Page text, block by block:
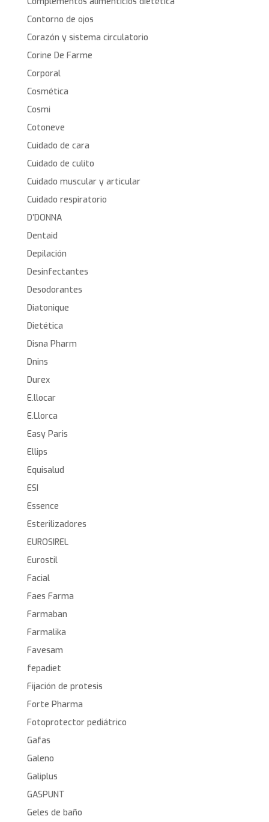
Contorno de ojos
Corazón y sistema circulatorio
Corine De Farme
Corporal
Cosmética
Cosmi
Cotoneve
Cuidado de cara
Cuidado de culito
Cuidado muscular y articular
Cuidado respiratorio
D’DONNA
Dentaid
Depilación
Desinfectantes
Desodorantes
Diatonique
Dietética
Disna Pharm
Dnins
Durex
E.llocar
E.Llorca
Easy Paris
Ellips
Equisalud
ESI
Essence
Esterilizadores
EUROSIREL
Eurostil
Facial
Faes Farma
Farmaban
Farmalika
Favesam
fepadiet
Fijación de protesis
Forte Pharma
Fotoprotector pediátrico
Gafas
Galeno
Galiplus
GASPUNT
Geles de baño